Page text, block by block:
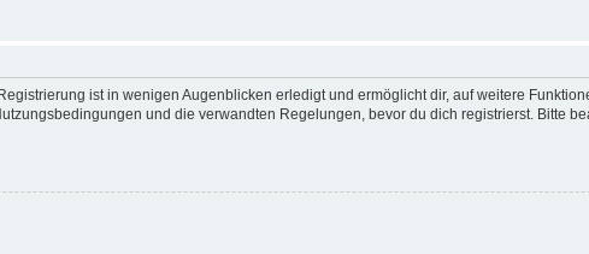
ist in wenigen Augenblicken erledigt und ermöglicht dir, auf weitere
und die verwandten Regelungen, bevor du dich registrierst. Bitte